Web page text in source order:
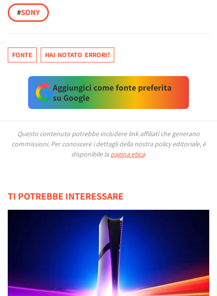
#SONY
FONTE HAI NOTATO ERRORI?
Aggiungici come fonte preferita
su Google
Questo contenuto potrebbe includere link affiliati che generano
commissioni. Per conoscere i dettagli della nostra policy editoriale, è
disponibile la pagina etica.
TI POTREBBE INTERESSARE